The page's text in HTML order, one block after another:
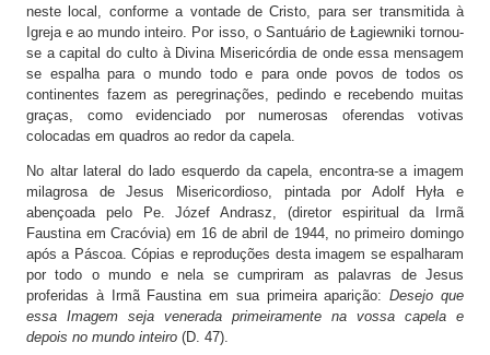
neste local, conforme a vontade de Cristo, para ser transmitida à
Igreja e ao mundo inteiro. Por isso, o Santuário de Łagiewniki tornou-
se a capital do culto à Divina Misericórdia de onde essa mensagem
se espalha para o mundo todo e para onde povos de todos os
continentes fazem as peregrinações, pedindo e recebendo muitas
graças, como evidenciado por numerosas oferendas votivas
colocadas em quadros ao redor da capela.
No altar lateral do lado esquerdo da capela, encontra-se a imagem
milagrosa de Jesus Misericordioso, pintada por Adolf Hyła e
abençoada pelo Pe. Józef Andrasz, (diretor espiritual da Irmã
Faustina em Cracóvia) em 16 de abril de 1944, no primeiro domingo
após a Páscoa. Cópias e reproduções desta imagem se espalharam
por todo o mundo e nela se cumpriram as palavras de Jesus
proferidas à Irmã Faustina em sua primeira aparição:Desejo que
essa Imagem seja venerada primeiramente na vossa capela e
depois no mundo inteiro (D. 47).